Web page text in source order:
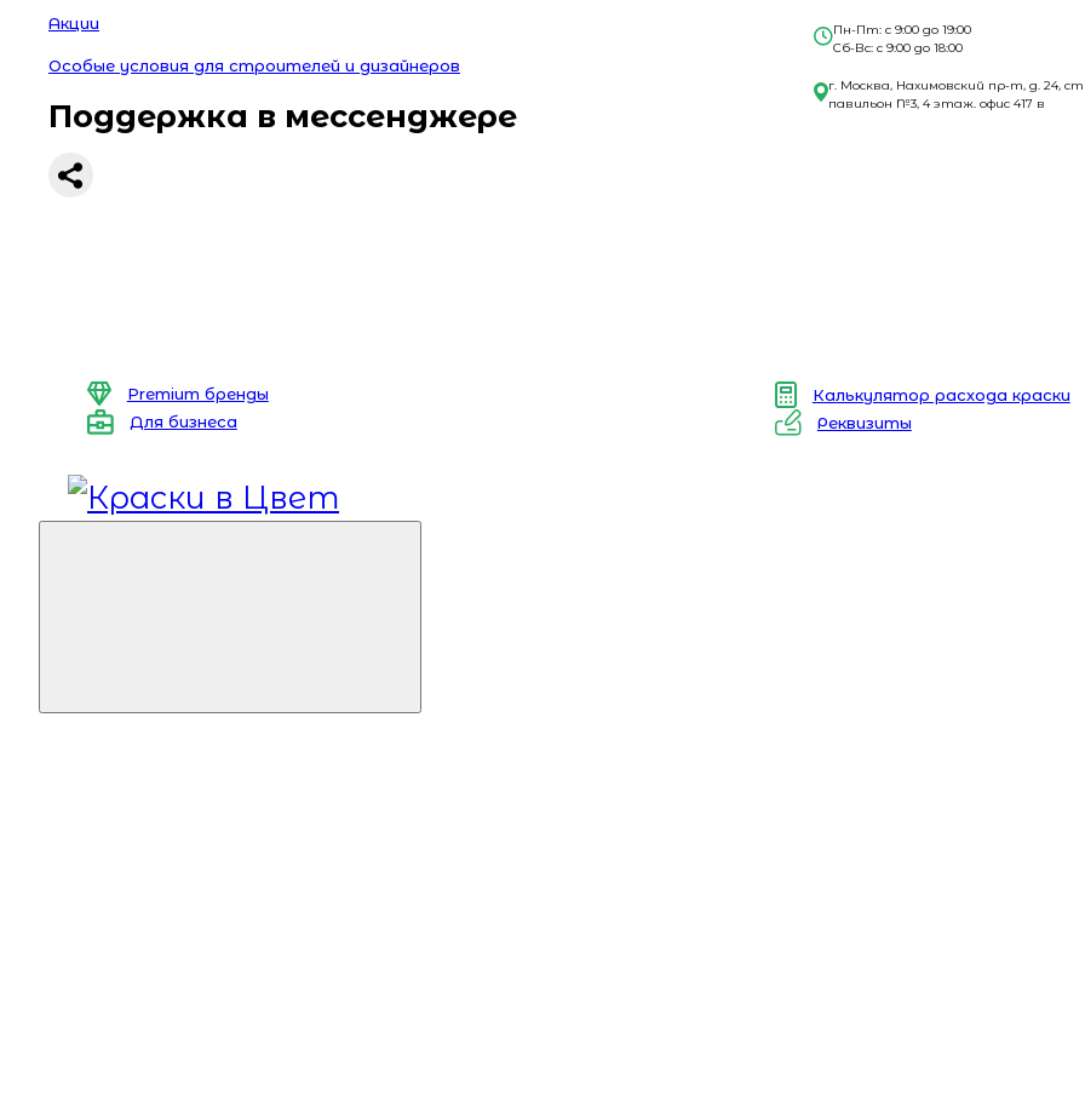
Акции
Особые условия для строителей и дизайнеров
Поддержка в мессенджере
Пн-Пт: с 9:00 до 19:00
Сб-Вс: с 9:00 до 18:00
г. Москва, Нахимовский пр-т, д. 24,
павильон №3, 4 этаж. офис 417 в
Premium бренды
Калькулятор расхода краски
Для бизнеса
Реквизиты